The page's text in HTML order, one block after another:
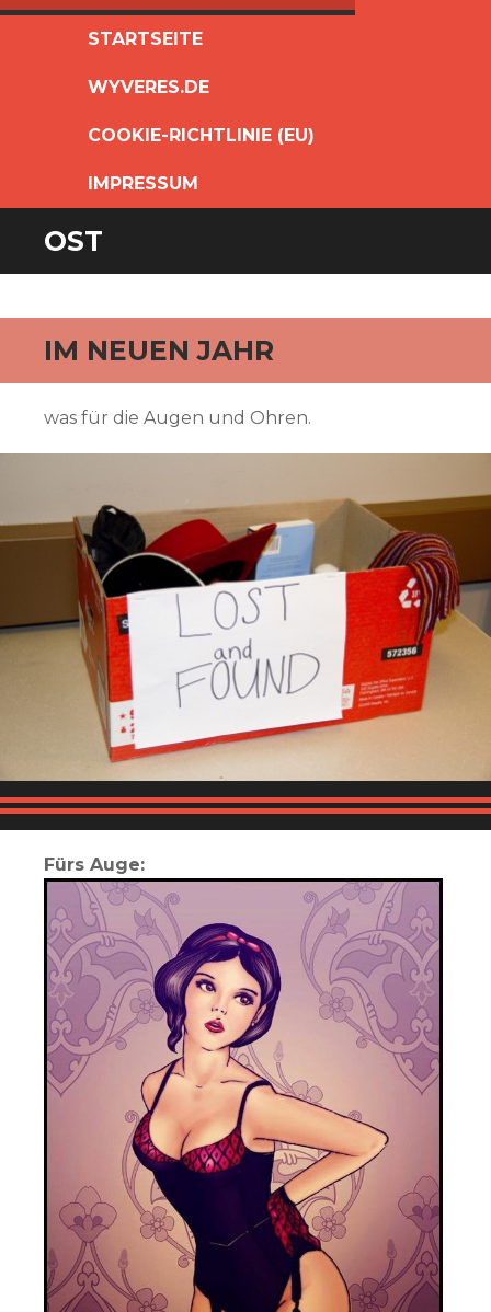
SPRINGEN
STARTSEITE
WYVERES.DE
COOKIE-RICHTLINIE (EU)
IMPRESSUM
OST
IM NEUEN JAHR
was für die Augen und Ohren.
Fürs Auge: